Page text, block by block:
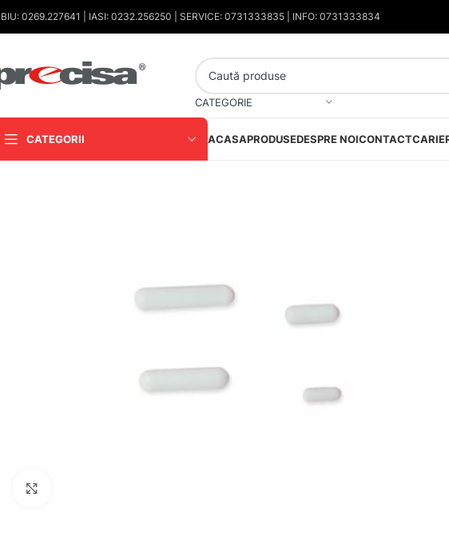
0269.227641 | IASI: 0232.256250 | SERVICE: 0731333835 | INFO: 0731333834
CATEGORIE
CATEGORII ACASAPRODUSEDESPRE NOICONTACT